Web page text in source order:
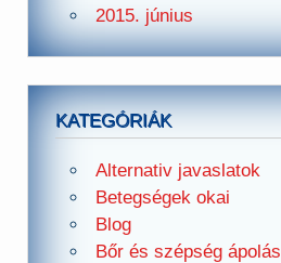
2015. június
KATEGÓRIÁK
Alternativ javaslatok
Betegségek okai
Blog
Bőr és szépség ápolás